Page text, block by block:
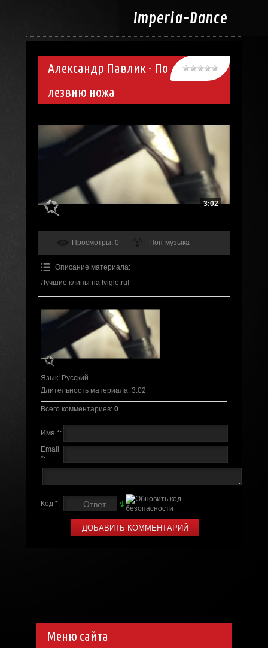
Imperia-Dance
Александр Павлик - По
лезвию ножа
3:02
Просмотры: 0 Поп-музыка
Описание материала:
Лучшие клипы на tvigle.ru!
Язык: Русский
Длительность материала: 3:02
Всего комментариев: 0
Имя *:
Email
*:
Код *:
Меню сайта